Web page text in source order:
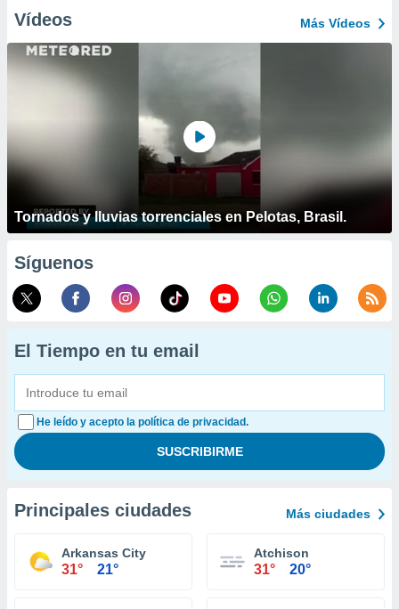
Vídeos Más Vídeos
Tornados y lluvias torrenciales en Pelotas, Brasil.
Síguenos
El Tiempo en tu email
He leído y acepto la política de privacidad.
Principales ciudades Más ciudades
Arkansas City
31° 21°
Atchison
31° 20°